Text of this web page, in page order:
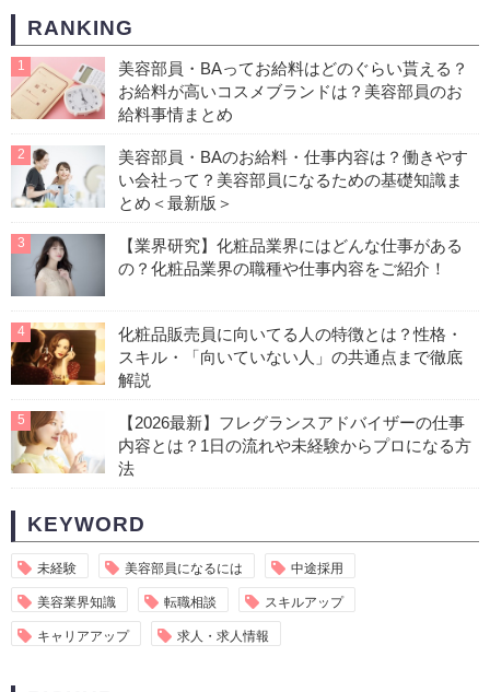
RANKING
1
美容部員・BAってお給料はどのぐらい貰える？
お給料が高いコスメブランドは？美容部員のお
給料事情まとめ
2
美容部員・BAのお給料・仕事内容は？働きやす
い会社って？美容部員になるための基礎知識ま
とめ＜最新版＞
3
【業界研究】化粧品業界にはどんな仕事がある
の？化粧品業界の職種や仕事内容をご紹介！
4
化粧品販売員に向いてる人の特徴とは？性格・
スキル・「向いていない人」の共通点まで徹底
解説
5
【2026最新】フレグランスアドバイザーの仕事
内容とは？1日の流れや未経験からプロになる方
法
KEYWORD
未経験 美容部員になるには 中途採用
美容業界知識 転職相談 スキルアップ
キャリアアップ 求人・求人情報